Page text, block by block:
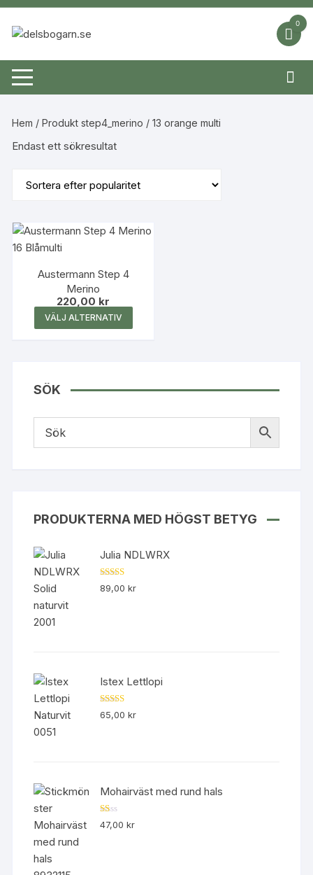
Hoppa
innehåll
0
Hem / Produkt step4_merino / 13 orange multi
Endast ett sökresultat
Austermann Step 4
Merino
220,00 kr
VÄLJ ALTERNATIV
här
De
alternativen
produktsidan
SÖK
PRODUKTERNA MED HÖGST BETYG
Julia NDLWRX
Betygsatt
5.00av 5
89,00kr
Istex Lettlopi
Betygsatt
4.50av 5
65,00kr
Mohairväst med rund hals
B
et
47,00kr